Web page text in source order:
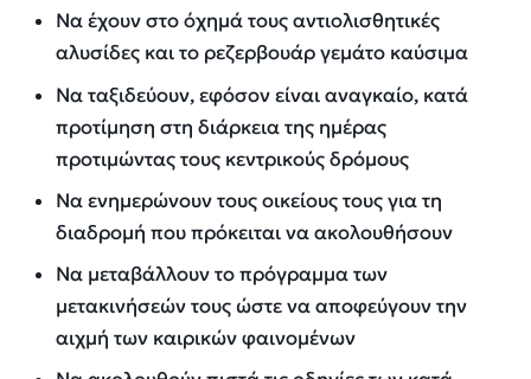
Να έχουν στο όχημά τους αντιολισθητικές
αλυσίδες και το ρεζερβουάρ γεμάτο καύσιμα
Να ταξιδεύουν, εφόσον είναι αναγκαίο, κατά
προτίμηση στη διάρκεια της ημέρας
προτιμώντας τους κεντρικούς δρόμους
Να ενημερώνουν τους οικείους τους για τη
διαδρομή που πρόκειται να ακολουθήσουν
Να μεταβάλλουν το πρόγραμμα των
μετακινήσεών τους ώστε να αποφεύγουν την
αιχμή των καιρικών φαινομένων